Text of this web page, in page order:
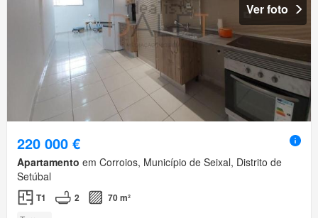
Ver foto
220 000 €
Apartamento em Corroios, Município de Seixal, Distrito de
Setúbal
T1 2 70 m²